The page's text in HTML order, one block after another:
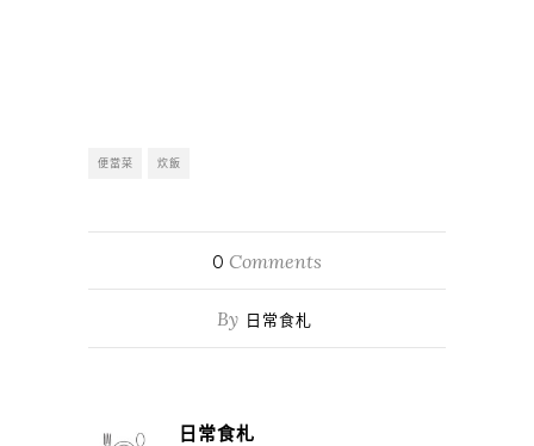
便當菜 炊飯
0 Comments
By 日常食札
日常食札